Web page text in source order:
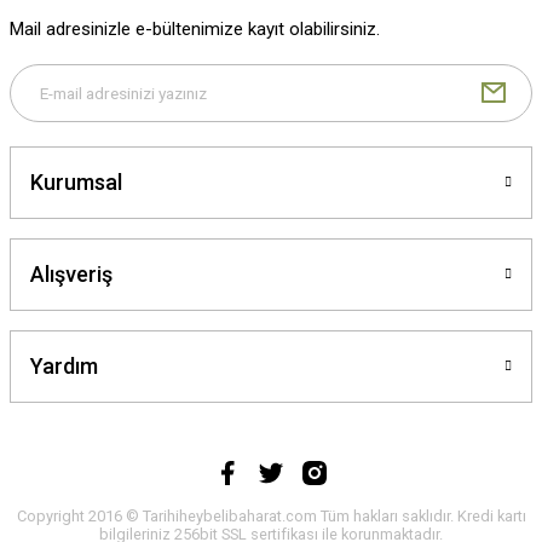
Mail adresinizle e-bültenimize kayıt olabilirsiniz.
Kurumsal
Alışveriş
Yardım
Copyright 2016 © Tarihiheybelibaharat.com Tüm hakları saklıdır. Kredi kartı
bilgileriniz 256bit SSL sertifikası ile korunmaktadır.